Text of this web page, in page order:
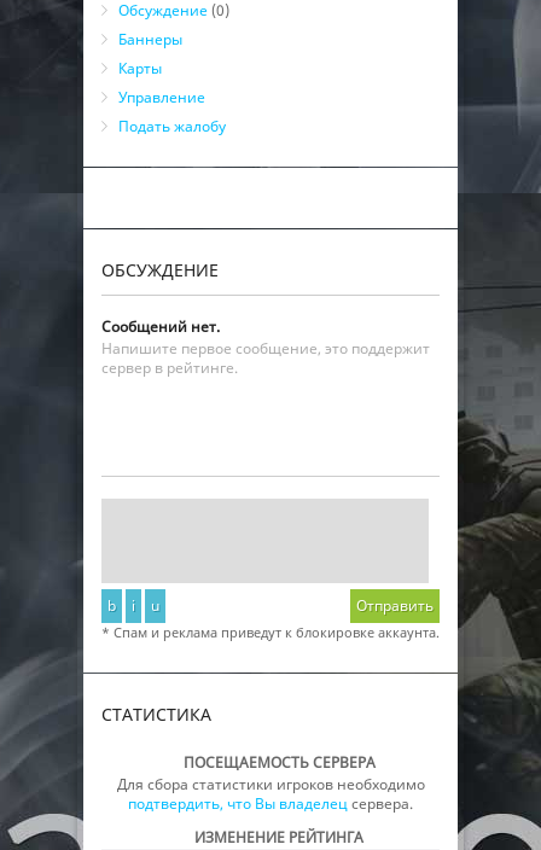
Обсуждение (0)
Баннеры
Карты
Управление
Подать жалобу
ОБСУЖДЕНИЕ
Сообщений нет.
Напишите первое сообщение, это поддержит
сервер в рейтинге.
b i u Отправить
* Спам и реклама приведут к блокировке аккаунта.
СТАТИСТИКА
ПОСЕЩАЕМОСТЬ СЕРВЕРА
Для сбора статистики игроков необходимо
подтвердить, что Вы владелецсервера.
ИЗМЕНЕНИЕ РЕЙТИНГА